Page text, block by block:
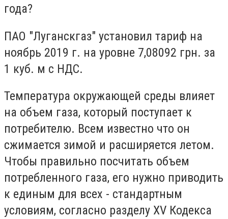
года?
ПАО "Луганскгаз" установил тариф на
ноябрь 2019 г. на уровне 7,08092 грн. за
1 куб. м с НДС.
Температура окружающей среды влияет
на объем газа, который поступает к
потребителю. Всем известно что он
сжимается зимой и расширяется летом.
Чтобы правильно посчитать объем
потребленного газа, его нужно приводить
к единым для всех - стандартным
условиям, согласно разделу XV Кодекса